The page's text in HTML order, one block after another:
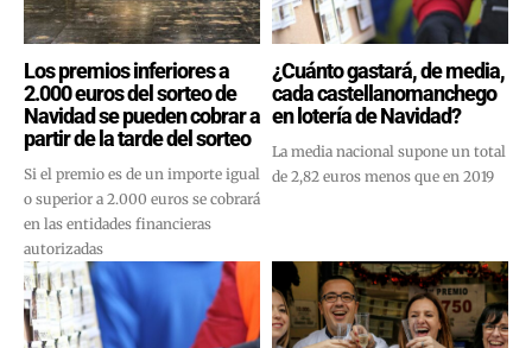
Los premios inferiores a
2.000 euros del sorteo de
Navidad se pueden cobrar a
partir de la tarde del sorteo
Si el premio es de un importe igual
o superior a 2.000 euros se cobrará
en las entidades financieras
autorizadas
¿Cuánto gastará, de media,
cada castellanomanchego
en lotería de Navidad?
La media nacional supone un total
de 2,82 euros menos que en 2019